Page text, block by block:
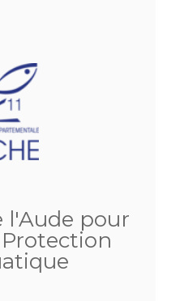
l'Aude pour